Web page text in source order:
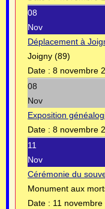
08
Nov
Déplacement à
Joigny (89)
Date : 8 novembre
08
Nov
Exposition
Date : 8 novembre
11
Nov
Cérémonie du
Monument aux
Date : 11